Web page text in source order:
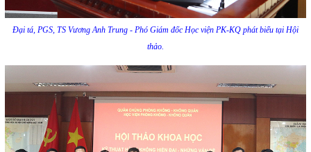
Đại tá, PGS, TS Vương Anh Trung - Phó Giám đốc Học viện PK-KQ phát biểu tại Hội
thảo.